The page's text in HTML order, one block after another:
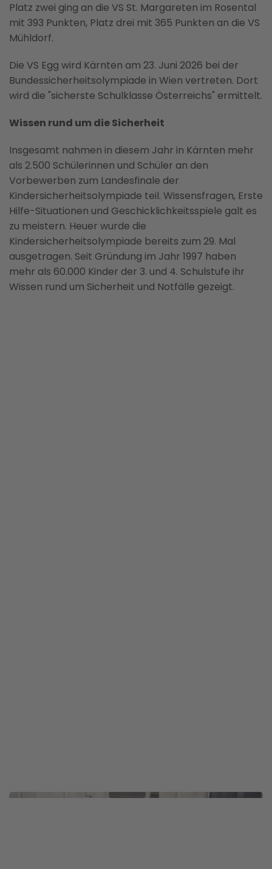
Platz zwei ging an die VS St. Margareten im Rosental
mit 393 Punkten, Platz drei mit 365 Punkten an die VS
Mühldorf.
Die VS Egg wird Kärnten am 23. Juni 2026 bei der
Bundessicherheitsolympiade in Wien vertreten. Dort
wird die "sicherste Schulklasse Österreichs" ermittelt.
Wissen rund um die Sicherheit
Insgesamt nahmen in diesem Jahr in Kärnten mehr
als 2.500 Schülerinnen und Schüler an den
Vorbewerben zum Landesfinale der
Kindersicherheitsolympiade teil. Wissensfragen, Erste
Hilfe-Situationen und Geschicklichkeitsspiele galt es
zu meistern. Heuer wurde die
Kindersicherheitsolympiade bereits zum 29. Mal
ausgetragen. Seit Gründung im Jahr 1997 haben
mehr als 60.000 Kinder der 3. und 4. Schulstufe ihr
Wissen rund um Sicherheit und Notfälle gezeigt.